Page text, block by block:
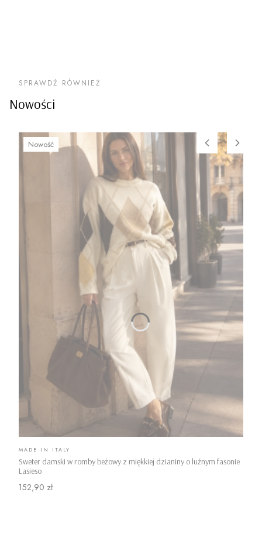
Nowości
SPRAWDŹ RÓWNIEŻ
Nowość
Sweter damski w romby beżowy z miękkiej dzianiny o luźnym fasonie
Lasieso
PRODUCENT
MADE IN ITALY
Cena
152,90 zł